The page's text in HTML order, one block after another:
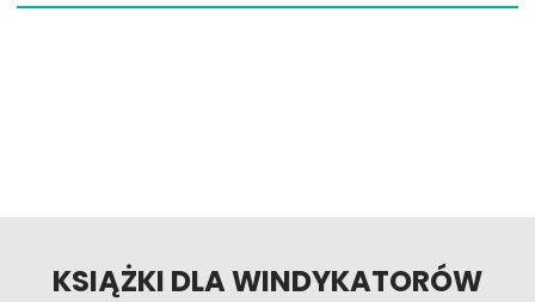
KSIĄŻKI DLA WINDYKATORÓW